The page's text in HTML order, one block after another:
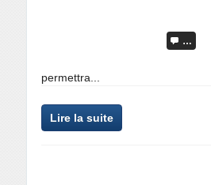
…
permettra...
Lire la suite